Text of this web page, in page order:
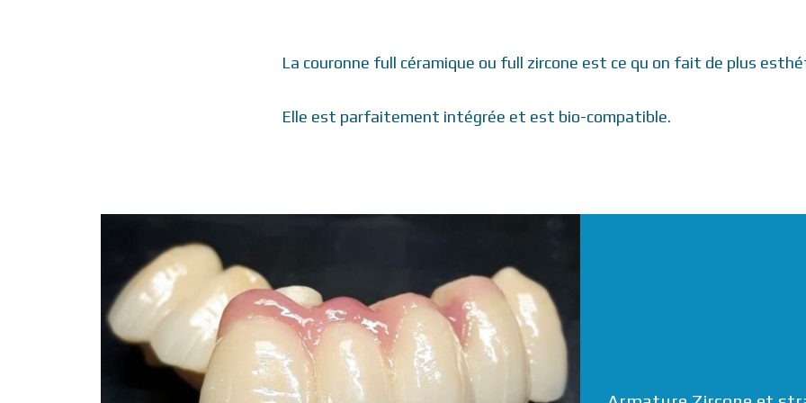
La couronne full céramique ou full zircone est ce qu on fait de plus
Elle est parfaitement intégrée et est bio-compatible.